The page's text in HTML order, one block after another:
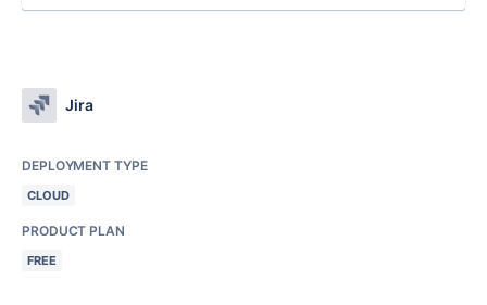
Jira
DEPLOYMENT TYPE
CLOUD
PRODUCT PLAN
FREE